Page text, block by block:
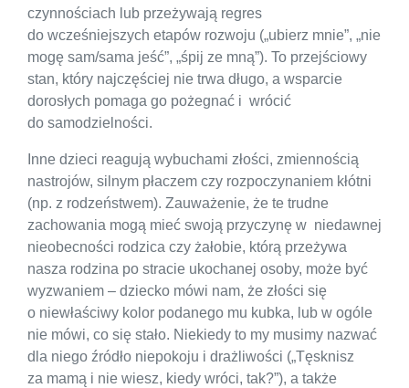
czynnościach lub przeżywają regres
do wcześniejszych etapów rozwoju („ubierz mnie”, „nie
mogę sam/sama jeść”, „śpij ze mną”). To przejściowy
stan, który najczęściej nie trwa długo, a wsparcie
dorosłych pomaga go pożegnać i wrócić
do samodzielności.
Inne dzieci reagują wybuchami złości, zmiennością
nastrojów, silnym płaczem czy rozpoczynaniem kłótni
(np. z rodzeństwem). Zauważenie, że te trudne
zachowania mogą mieć swoją przyczynę w niedawnej
nieobecności rodzica czy żałobie, którą przeżywa
nasza rodzina po stracie ukochanej osoby, może być
wyzwaniem – dziecko mówi nam, że złości się
o niewłaściwy kolor podanego mu kubka, lub w ogóle
nie mówi, co się stało. Niekiedy to my musimy nazwać
dla niego źródło niepokoju i drażliwości („Tęsknisz
za mamą i nie wiesz, kiedy wróci, tak?”), a także